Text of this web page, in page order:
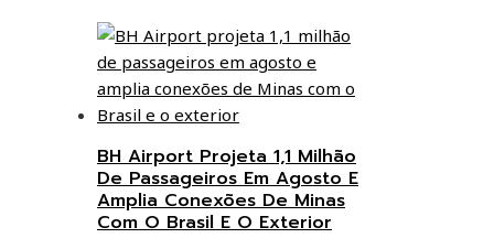
BH Airport Projeta 1,1 Milhão
De Passageiros Em Agosto E
Amplia Conexões De Minas
Com O Brasil E O Exterior